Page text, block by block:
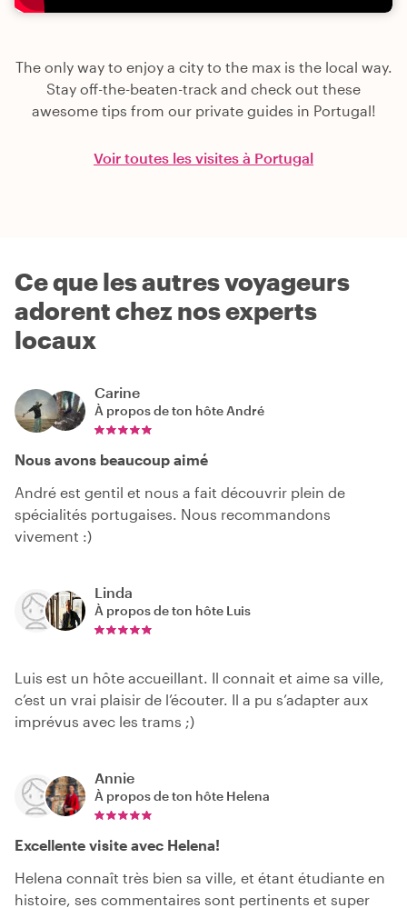
The only way to enjoy a city to the max is the local way.
Stay off-the-beaten-track and check out these
awesome tips from our private guides in Portugal!
Voir toutes les visites à Portugal
Ce que les autres voyageurs
adorent chez nos experts
locaux
Carine
À propos de ton hôte André
Nous avons beaucoup aimé
André est gentil et nous a fait découvrir plein de
spécialités portugaises. Nous recommandons
vivement :)
Linda
À propos de ton hôte Luis
Luis est un hôte accueillant. Il connait et aime sa ville,
c’est un vrai plaisir de l’écouter. Il a pu s’adapter aux
imprévus avec les trams ;)
Annie
À propos de ton hôte Helena
Excellente visite avec Helena!
Helena connaît très bien sa ville, et étant étudiante en
histoire, ses commentaires sont pertinents et super